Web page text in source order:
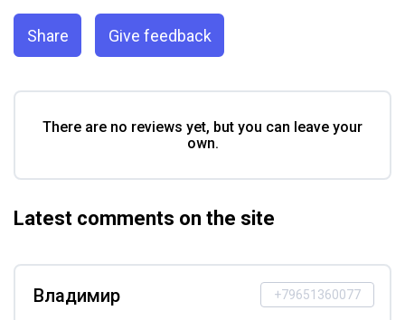
Share Give feedback
There are no reviews yet, but you can leave your
own.
Latest comments on the site
+79651360077
Владимир